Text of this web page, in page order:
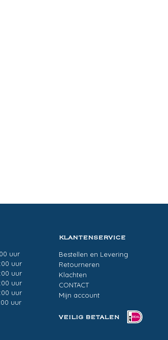
uur
uur
uur
uur
uur
uur
KLANTENSERVICE
Bestellen en Levering
Retourneren
Klachten
CONTACT
Mijn account
VEILIG BETALEN